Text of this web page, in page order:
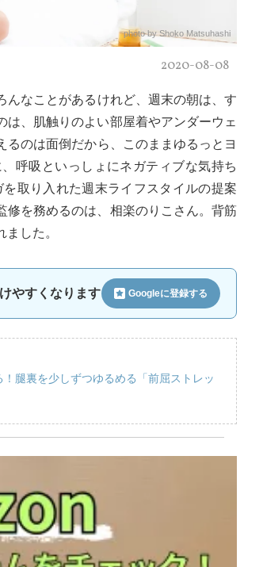
photo by Shoko Matsuhashi
2020-08-08
なことがあるけれど、週末の朝は、す
、肌触りのよい部屋着やアンダーウェ
のは面倒だから、このままゆるっとヨ
呼吸といっしょにネガティブな気持ち
取り入れた週末ライフスタイルの提案
修を務めるのは、相楽のりこさん。背筋
した。
やすくなります Googleに登録する
腿裏を少しずつゆるめる「前屈ストレッ